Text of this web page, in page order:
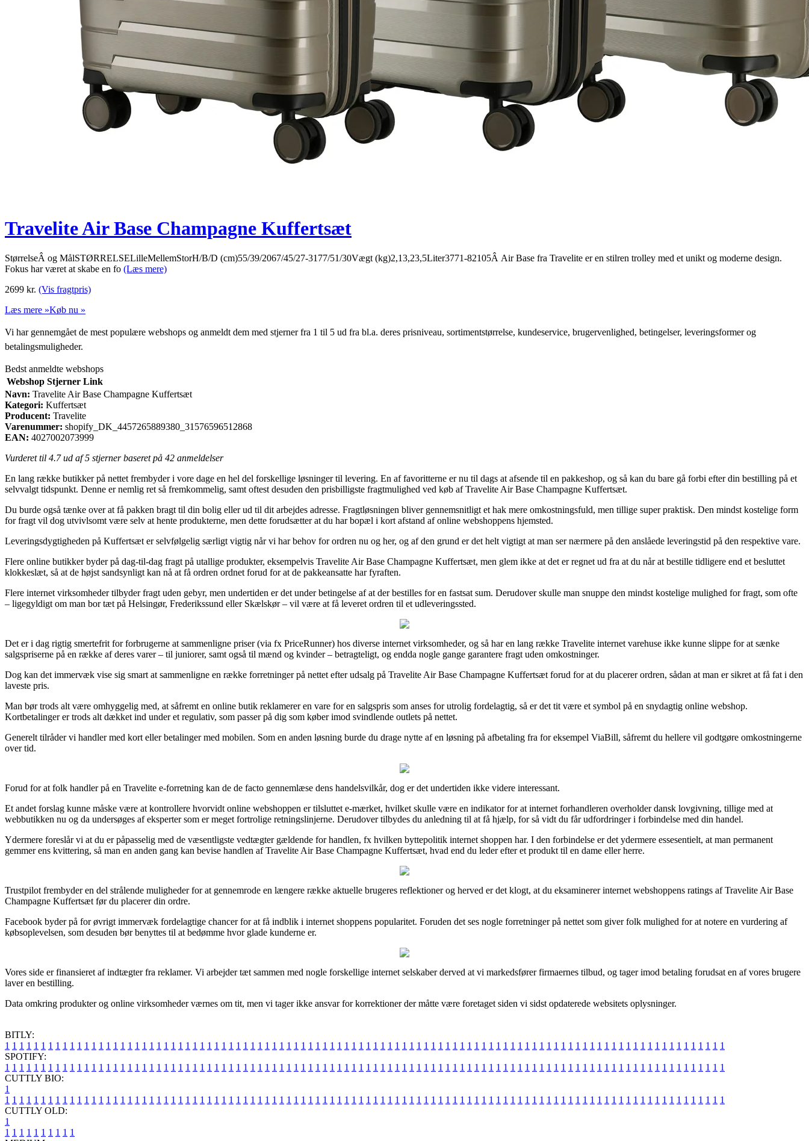
Travelite Air Base Champagne Kuffertsæt
StørrelseÂ og MålSTØRRELSELilleMellemStorH/B/D (cm)55/39/2067/45/27-3177/51/30Vægt (kg)2,13,23,5Liter3771-82105Â Air Base fra Travelite er en stilren trolley med et unikt og moderne design.
Fokus har været at skabe en fo (Læs mere)
2699 kr. (Vis fragtpris)
Læs mere »Køb nu »
Vi har gennemgået de mest populære webshops og anmeldt dem med stjerner fra 1 til 5 ud fra bl.a. deres prisniveau, sortimentstørrelse, kundeservice, brugervenlighed, betingelser, leveringsformer og
betalingsmuligheder.
Bedst anmeldte webshops
Webshop Stjerner Link
Navn: Travelite Air Base Champagne Kuffertsæt
Kategori: Kuffertsæt
Producent: Travelite
Varenummer: shopify_DK_4457265889380_31576596512868
EAN: 4027002073999
Vurderet til 4.7ud af 5 stjerner baseret på 42 anmeldelser
En lang række butikker på nettet frembyder i vore dage en hel del forskellige løsninger til levering. En af favoritterne er nu til dags at afsende til en pakkeshop, og så kan du bare gå forbi efter din bestilling på et
selvvalgt tidspunkt. Denne er nemlig ret så fremkommelig, samt oftest desuden den prisbilligste fragtmulighed ved køb af Travelite Air Base Champagne Kuffertsæt.
Du burde også tænke over at få pakken bragt til din bolig eller ud til dit arbejdes adresse. Fragtløsningen bliver gennemsnitligt et hak mere omkostningsfuld, men tillige super praktisk. Den mindst kostelige form
for fragt vil dog utvivlsomt være selv at hente produkterne, men dette forudsætter at du har bopæl i kort afstand af online webshoppens hjemsted.
Leveringsdygtigheden på Kuffertsæt er selvfølgelig særligt vigtig når vi har behov for ordren nu og her, og af den grund er det helt vigtigt at man ser nærmere på den anslåede leveringstid på den respektive vare.
Flere online butikker byder på dag-til-dag fragt på utallige produkter, eksempelvis Travelite Air Base Champagne Kuffertsæt, men glem ikke at det er regnet ud fra at du når at bestille tidligere end et besluttet
klokkeslæt, så at de højst sandsynligt kan nå at få ordren ordnet forud for at de pakkeansatte har fyraften.
Flere internet virksomheder tilbyder fragt uden gebyr, men undertiden er det under betingelse af at der bestilles for en fastsat sum. Derudover skulle man snuppe den mindst kostelige mulighed for fragt, som ofte
– ligegyldigt om man bor tæt på Helsingør, Frederikssund eller Skælskør – vil være at få leveret ordren til et udleveringssted.
Det er i dag rigtig smertefrit for forbrugerne at sammenligne priser (via fx PriceRunner) hos diverse internet virksomheder, og så har en lang række Travelite internet varehuse ikke kunne slippe for at sænke
salgspriserne på en række af deres varer – til juniorer, samt også til mænd og kvinder – betragteligt, og endda nogle gange garantere fragt uden omkostninger.
Dog kan det immervæk vise sig smart at sammenligne en række forretninger på nettet efter udsalg på Travelite Air Base Champagne Kuffertsæt forud for at du placerer ordren, sådan at man er sikret at få fat i den
laveste pris.
Man bør trods alt være omhyggelig med, at såfremt en online butik reklamerer en vare for en salgspris som anses for utrolig fordelagtig, så er det tit være et symbol på en snydagtig online webshop.
Kortbetalinger er trods alt dækket ind under et regulativ, som passer på dig som køber imod svindlende outlets på nettet.
Generelt tilråder vi handler med kort eller betalinger med mobilen. Som en anden løsning burde du drage nytte af en løsning på afbetaling fra for eksempel ViaBill, såfremt du hellere vil godtgøre omkostningerne
over tid.
Forud for at folk handler på en Travelite e-forretning kan de de facto gennemlæse dens handelsvilkår, dog er det undertiden ikke videre interessant.
Et andet forslag kunne måske være at kontrollere hvorvidt online webshoppen er tilsluttet e-mærket, hvilket skulle være en indikator for at internet forhandleren overholder dansk lovgivning, tillige med at
webbutikken nu og da undersøges af eksperter som er meget fortrolige retningslinjerne. Derudover tilbydes du anledning til at få hjælp, for så vidt du får udfordringer i forbindelse med din handel.
Ydermere foreslår vi at du er påpasselig med de væsentligste vedtægter gældende for handlen, fx hvilken byttepolitik internet shoppen har. I den forbindelse er det ydermere essesentielt, at man permanent
gemmer ens kvittering, så man en anden gang kan bevise handlen af Travelite Air Base Champagne Kuffertsæt, hvad end du leder efter et produkt til en dame eller herre.
Trustpilot frembyder en del strålende muligheder for at gennemrode en længere række aktuelle brugeres reflektioner og herved er det klogt, at du eksaminerer internet webshoppens ratings af Travelite Air Base
Champagne Kuffertsæt før du placerer din ordre.
Facebook byder på for øvrigt immervæk fordelagtige chancer for at få indblik i internet shoppens popularitet. Foruden det ses nogle forretninger på nettet som giver folk mulighed for at notere en vurdering af
købsoplevelsen, som desuden bør benyttes til at bedømme hvor glade kunderne er.
Vores side er finansieret af indtægter fra reklamer. Vi arbejder tæt sammen med nogle forskellige internet selskaber derved at vi markedsfører firmaernes tilbud, og tager imod betaling forudsat en af vores brugere
laver en bestilling.
Data omkring produkter og online virksomheder værnes om tit, men vi tager ikke ansvar for korrektioner der måtte være foretaget siden vi sidst opdaterede websitets oplysninger.
BITLY:
1 1 1 1 1 1 1 1 1 1 1 1 1 1 1 1 1 1 1 1 1 1 1 1 1 1 1 1 1 1 1 1 1 1 1 1 1 1 1 1 1 1 1 1 1 1 1 1 1 1 1 1 1 1 1 1 1 1 1 1 1 1 1 1 1 1 1 1 1 1 1 1 1 1 1 1 1 1 1 1 1 1 1 1 1 1 1 1 1 1 1 1 1 1 1 1 1 1 1 1
SPOTIFY:
1 1 1 1 1 1 1 1 1 1 1 1 1 1 1 1 1 1 1 1 1 1 1 1 1 1 1 1 1 1 1 1 1 1 1 1 1 1 1 1 1 1 1 1 1 1 1 1 1 1 1 1 1 1 1 1 1 1 1 1 1 1 1 1 1 1 1 1 1 1 1 1 1 1 1 1 1 1 1 1 1 1 1 1 1 1 1 1 1 1 1 1 1 1 1 1 1 1 1 1
CUTTLY BIO:
1
1 1 1 1 1 1 1 1 1 1 1 1 1 1 1 1 1 1 1 1 1 1 1 1 1 1 1 1 1 1 1 1 1 1 1 1 1 1 1 1 1 1 1 1 1 1 1 1 1 1 1 1 1 1 1 1 1 1 1 1 1 1 1 1 1 1 1 1 1 1 1 1 1 1 1 1 1 1 1 1 1 1 1 1 1 1 1 1 1 1 1 1 1 1 1 1 1 1 1 1
CUTTLY OLD:
1
1 1 1 1 1 1 1 1 1 1